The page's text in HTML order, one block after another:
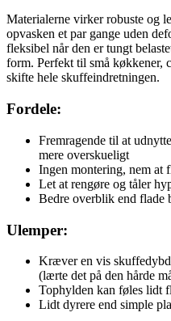
Materialerne virker robuste og
opvasken et par gange uden
fleksibel når den er tungt
form. Perfekt til små køkkener,
skifte hele skuffeindretningen.
Fordele:
Fremragende til at
mere overskueligt
Ingen montering, nem at
Let at rengøre og tåler
Bedre overblik end flade
Ulemper:
Kræver en vis
(lærte det på den hårde
Tophylden kan føles lidt
Lidt dyrere end simple